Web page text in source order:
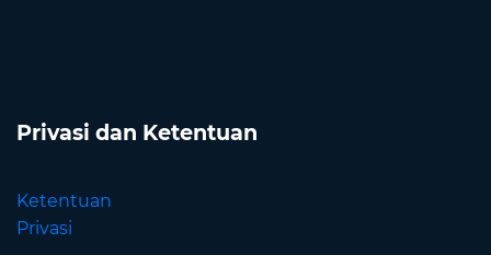
Privasi dan Ketentuan
Ketentuan
Privasi